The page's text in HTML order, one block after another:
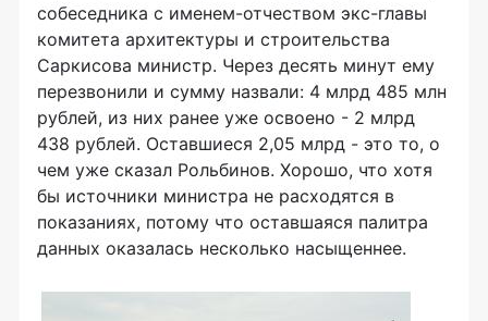
собеседника с именем-отчеством экс-главы
комитета архитектуры и строительства
Саркисова министр. Через десять минут ему
перезвонили и сумму назвали: 4 млрд 485 млн
рублей, из них ранее уже освоено - 2 млрд
438 рублей. Оставшиеся 2,05 млрд - это то, о
чем уже сказал Рольбинов. Хорошо, что хотя
бы источники министра не расходятся в
показаниях, потому что оставшаяся палитра
данных оказалась несколько насыщеннее.